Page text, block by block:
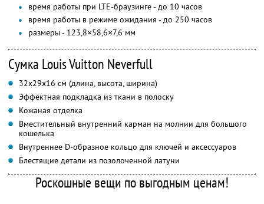
время работы при LTE-браузинге - до 10 часов
время работы в режиме ожидания - до 250 часов
размеры - 123,8×58,6×7,6 мм
Сумка Louis Vuitton Neverfull
32х29х16 см (длина, высота, ширина)
Эффектная подкладка из ткани в полоску
Кожаная отделка
Вместительный внутренний карман на молнии для большого
кошелька
Внутреннее D-образное кольцо для ключей и аксессуаров
Блестящие детали из позолоченной латуни
Роскошные вещи по выгодным ценам!